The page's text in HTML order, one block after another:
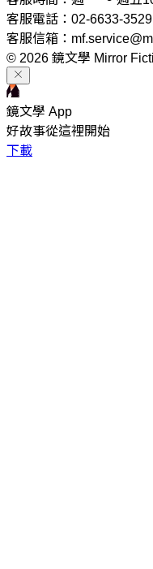
客服電話：02-6633-3529
客服信箱：
© 2026 鏡文學 Mirror
鏡文學 App
好故事從這裡開始
下載